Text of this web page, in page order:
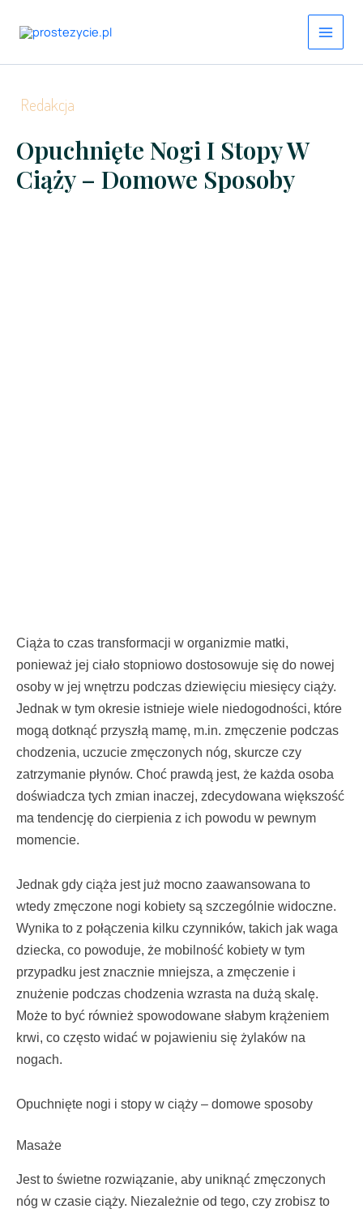
Redakcja
Opuchnięte Nogi I Stopy W
Ciąży – Domowe Sposoby
Ciąża to czas transformacji w organizmie matki,
ponieważ jej ciało stopniowo dostosowuje się do nowej
osoby w jej wnętrzu podczas dziewięciu miesięcy ciąży.
Jednak w tym okresie istnieje wiele niedogodności, które
mogą dotknąć przyszłą mamę, m.in. zmęczenie podczas
chodzenia, uczucie zmęczonych nóg, skurcze czy
zatrzymanie płynów. Choć prawdą jest, że każda osoba
doświadcza tych zmian inaczej, zdecydowana większość
ma tendencję do cierpienia z ich powodu w pewnym
momencie.
Jednak gdy ciąża jest już mocno zaawansowana to
wtedy zmęczone nogi kobiety są szczególnie widoczne.
Wynika to z połączenia kilku czynników, takich jak waga
dziecka, co powoduje, że mobilność kobiety w tym
przypadku jest znacznie mniejsza, a zmęczenie i
znużenie podczas chodzenia wzrasta na dużą skalę.
Może to być również spowodowane słabym krążeniem
krwi, co często widać w pojawieniu się żylaków na
nogach.
Opuchnięte nogi i stopy w ciąży – domowe sposoby
Masaże
Jest to świetne rozwiązanie, aby uniknąć zmęczonych
nóg w czasie ciąży. Niezależnie od tego, czy zrobisz to